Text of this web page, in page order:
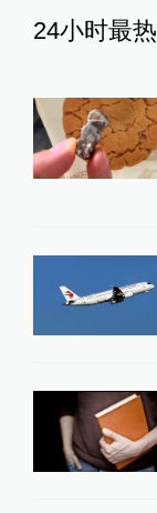
24小时最热